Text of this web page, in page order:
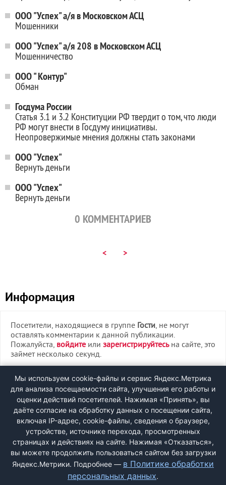
ООО "Успех" а/я в Московском АСЦ
Мошенники
ООО "Успех" а/я 208 в Московском АСЦ
Мошенничество
ООО " Контур"
Обман
Госдума России
Статья 3.1 и 3.2 Конституции РФ твердит о том, что люди
РФ могут внести в Госдуму инициативы.
Неопровержимые мнения должны стать законами
ООО "Успех"
Вернуть деньги
ООО "Успех"
Вернуть деньги
0 КОММЕНТАРИЕВ
< >
Информация
Посетители, находящиеся в группе Гости, не могут
оставлять комментарии к данной публикации.
Пожалуйста, войдите или зарегистрируйтесьна сайте, это
займет несколько секунд.
ВХОД
РЕГИСТРАЦИЯ
Быстрая регистрациячерез соцсети:
Мы используем cookie-файлы и сервис Яндекс.Метрика
для анализа посещаемости сайта, улучшения его работы и
оценки действий посетителей. Нажимая «Принять», вы
даёте согласие на обработку данных о посещении сайта,
включая IP-адрес, cookie-файлы, сведения о браузере,
устройстве, источнике перехода, просмотренных
страницах и действиях на сайте. Нажимая «Отказаться»,
вы можете продолжить пользоваться сайтом без загрузки
Яндекс.Метрики. Подробнее — в Политике обработки
персональных данных.